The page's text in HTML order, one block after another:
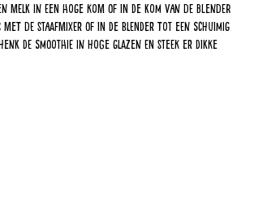
melk in een hoge kom of in de kom van de blender
met de staafmixer of in de blender tot een schuimig
de smoothie in hoge glazen en steek er dikke